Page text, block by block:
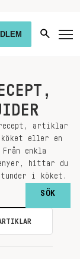
artiklar
köket eller en
enkla
hittar du
i köket.